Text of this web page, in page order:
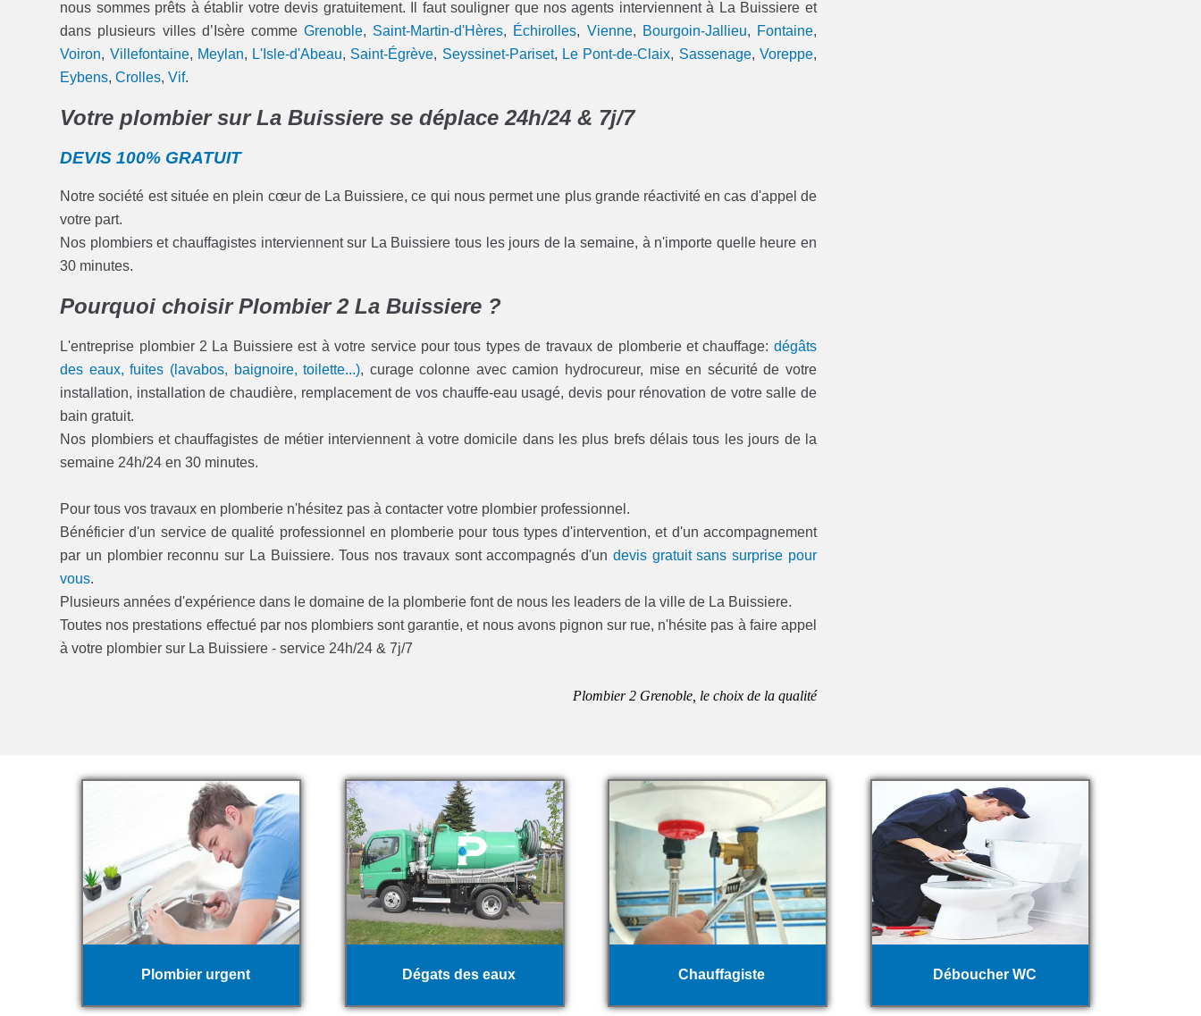
nous sommes prêts à établir votre devis gratuitement. Il faut souligner que nos agents interviennent à La Buissiere et
dans plusieurs villes d’Isère commeGrenoble, Saint-Martin-d'Hères, Échirolles, Vienne, Bourgoin-Jallieu, Fontaine,
Voiron, Villefontaine, Meylan, L'Isle-d'Abeau, Saint-Égrève, Seyssinet-Pariset, Le Pont-de-Claix, Sassenage,Voreppe,
Eybens,Crolles,Vif.
Votre plombier sur La Buissiere se déplace 24h/24 & 7j/7
DEVIS 100% GRATUIT
Notre société est située en plein cœur de La Buissiere, ce qui nous permet une plus grande réactivité en cas d'appel de
votre part.
Nos plombiers et chauffagistes interviennent sur La Buissiere tous les jours de la semaine, à n'importe quelle heure en
30 minutes.
Pourquoi choisir Plombier 2 La Buissiere ?
L'entreprise plombier 2 La Buissiere est à votre service pour tous types de travaux de plomberie et chauffage: dégâts
des eaux, fuites (lavabos, baignoire, toilette...), curage colonne avec camion hydrocureur, mise en sécurité de votre
installation, installation de chaudière, remplacement de vos chauffe-eau usagé, devis pour rénovation de votre salle de
bain gratuit.
Nos plombiers et chauffagistes de métier interviennent à votre domicile dans les plus brefs délais tous les jours de la
semaine 24h/24 en 30 minutes.
Pour tous vos travaux en plomberie n'hésitez pas à contacter votre plombier professionnel.
Bénéficier d'un service de qualité professionnel en plomberie pour tous types d'intervention, et d'un accompagnement
par un plombier reconnu sur La Buissiere. Tous nos travaux sont accompagnés d'un devis gratuit sans surprise pour
vous.
Plusieurs années d'expérience dans le domaine de la plomberie font de nous les leaders de la ville de La Buissiere.
Toutes nos prestations effectué par nos plombiers sont garantie, et nous avons pignon sur rue, n'hésite pas à faire appel
à votre plombier sur La Buissiere - service 24h/24 & 7j/7
Plombier 2 Grenoble, le choix de la qualité
Plombier urgent Dégats des eaux Chauffagiste Déboucher WC